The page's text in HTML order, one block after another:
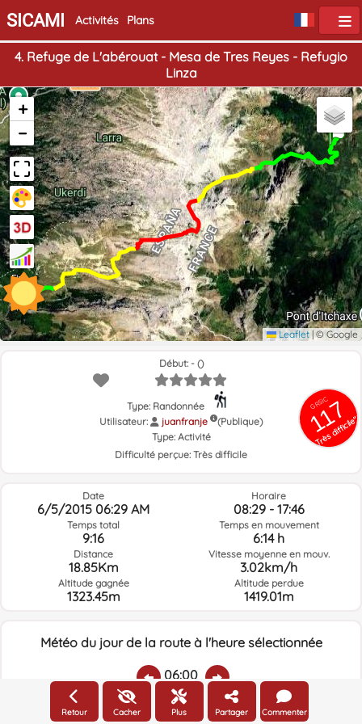
SICAMI Activités Plans
4. Refuge de L'abérouat - Mesa de Tres Reyes - Refugio
Linza
Début
Fin
+
−
Leaflet | © Google
GRSIC
117
Très difficile"
Début: - ()
Type: Randonnée
Utilisateur:
juanfranje
(Publique)
Type: Activité
Difficulté perçue: Très difficile
Date
6/5/2015 06:29 AM
Temps total
9:16
Distance
18.85Km
Altitude gagnée
1323.45m
Horaire
08:29 - 17:46
Temps en mouvement
6:14 h
Vitesse moyenne en mouv.
3.02km/h
Altitude perdue
1419.01m
Météo du jour de la route à l'heure sélectionnée
06:00
Retour Cacher Plus Partager Commenter